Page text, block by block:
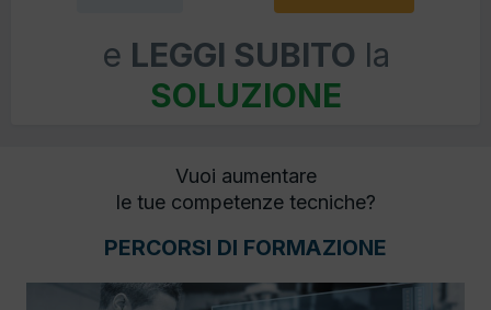
e LEGGI SUBITO la
SOLUZIONE
Vuoi aumentare
le tue competenze tecniche?
PERCORSI DI FORMAZIONE